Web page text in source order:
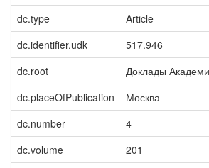
dc.type
Article
dc.identifier.udk
517.946
dc.root
Доклады
dc.placeOfPublication
Москва
dc.number
4
dc.volume
201